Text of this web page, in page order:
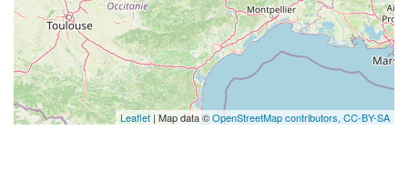
Leaflet | Map data ©OpenStreetMap contributors, CC-BY-SA